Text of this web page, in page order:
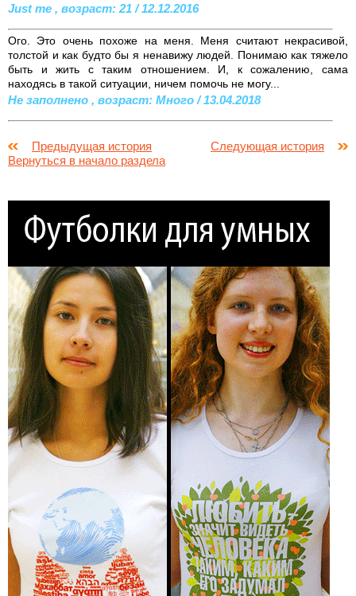
Just me , возраст: 21 / 12.12.2016
Ого. Это очень похоже на меня. Меня считают некрасивой,
толстой и как будто бы я ненавижу людей. Понимаю как тяжело
быть и жить с таким отношением. И, к сожалению, сама
находясь в такой ситуации, ничем помочь не могу...
Не заполнено , возраст: Много / 13.04.2018
Предыдущая история
Следующая история
Вернуться в начало раздела